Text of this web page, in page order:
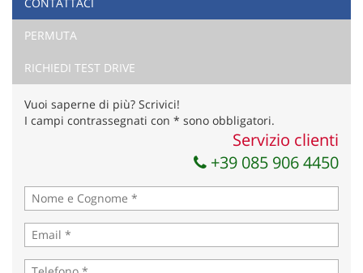
Ho letto e accettol'informativa privacy*
Acconsento al trattamento dei miei dati per finalità di
Invia la tua richiesta
PERMUTA
RICHIEDI TEST DRIVE
Vuoi saperne di più? Scrivici!
I campi contrassegnati con * sono obbligatori.
Servizio clienti
+39 085 906 4450